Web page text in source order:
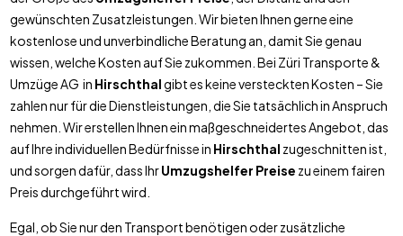
gewünschten Zusatzleistungen. Wir bieten Ihnen gerne eine
kostenlose und unverbindliche Beratung an, damit Sie genau
wissen, welche Kosten auf Sie zukommen. Bei Züri Transporte &
Umzüge AG in Hirschthalgibt es keine versteckten Kosten – Sie
zahlen nur für die Dienstleistungen, die Sie tatsächlich in Anspruch
nehmen. Wir erstellen Ihnen ein maßgeschneidertes Angebot, das
auf Ihre individuellen Bedürfnisse in Hirschthal zugeschnitten ist,
und sorgen dafür, dass IhrUmzugshelfer Preise zu einem fairen
Preis durchgeführt wird.
Egal, ob Sie nur den Transport benötigen oder zusätzliche